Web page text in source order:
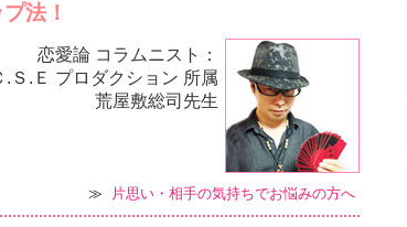
法！
恋愛論 コラムニスト：
.Ｓ.Ｅ プロダクション 所属
荒屋敷総司先生
≫ 片思い・相手の気持ちでお悩みの方へ